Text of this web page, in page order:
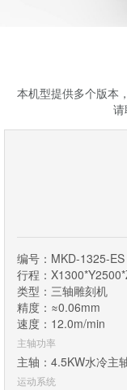
本机型提供多个版本
请
编号：MKD-1325-ES
行程：
类型：三轴雕刻机
精度：≈0.06mm
速度：12.0m/min
主轴功率
主轴：4.5KW水冷主
运动系统